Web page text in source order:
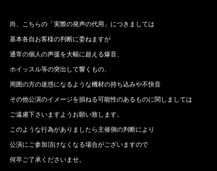
尚、こちらの「実際の発声の代用」につきましては
基本各自お客様の判断に委ねますが
通常の個人の声援を大幅に超える爆音、
ホイッスル等の突出して響くもの、
周囲の方の迷惑になるような機材の持ち込みや不快音
その他公演のイメージを損ねる可能性のあるものに関しましては
ご遠慮下さいますようお願い致します。
このような行為がありましたら主催側の判断により
公演にご参加頂けなくなる場合がございますので
何卒ご了承くださいませ。